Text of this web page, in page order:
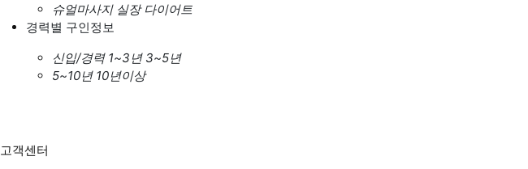
슈얼마사지 실장 다이어트
경력별 구인정보
신입/경력 1~3년 3~5년
5~10년 10년이상
고객센터